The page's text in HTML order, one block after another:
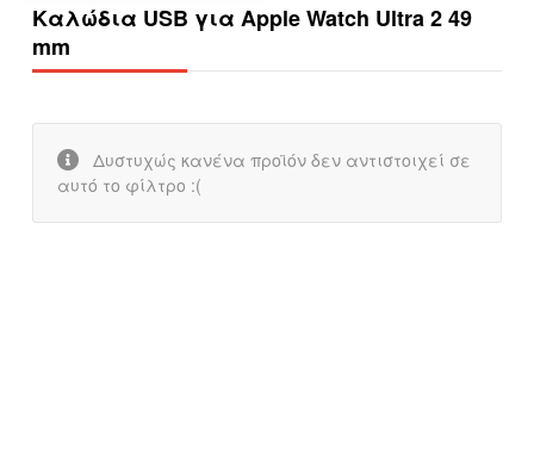
Καλώδια USB για Apple Watch Ultra 2 49
mm
Δυστυχώς κανένα προϊόν δεν αντιστοιχεί σε
αυτό το φίλτρο :(